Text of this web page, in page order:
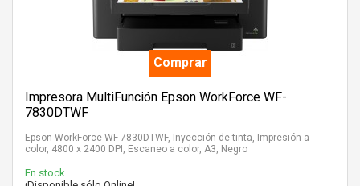
Comprar
Impresora MultiFunción Epson WorkForce WF-
7830DTWF
Epson WorkForce WF-7830DTWF, Inyección de tinta, Impresión a
color, 4800 x 2400 DPI, Escaneo a color, A3, Negro
En stock